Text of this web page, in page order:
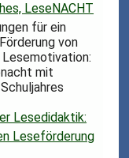
LeseNACHT
für ein
von
mit
Lesedidaktik:
Leseförderung